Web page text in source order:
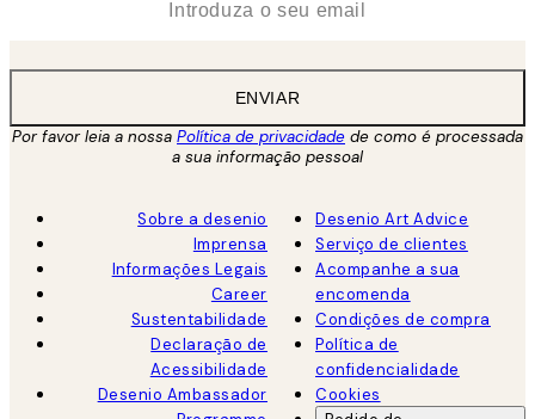
ENVIAR
Por favor leia a nossa Política de privacidade de como é processada
a sua informação pessoal
Sobre a desenio
Imprensa
Informações Legais
Career
Sustentabilidade
Declaração de
Acessibilidade
Desenio Ambassador
Desenio Art Advice
Serviço de clientes
Acompanhe a sua
encomenda
Condições de compra
Política de
confidencialidade
Cookies